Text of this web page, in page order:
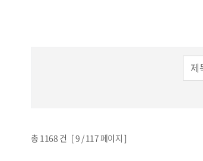
총 1168 건 [9 / 117 페이지 ]